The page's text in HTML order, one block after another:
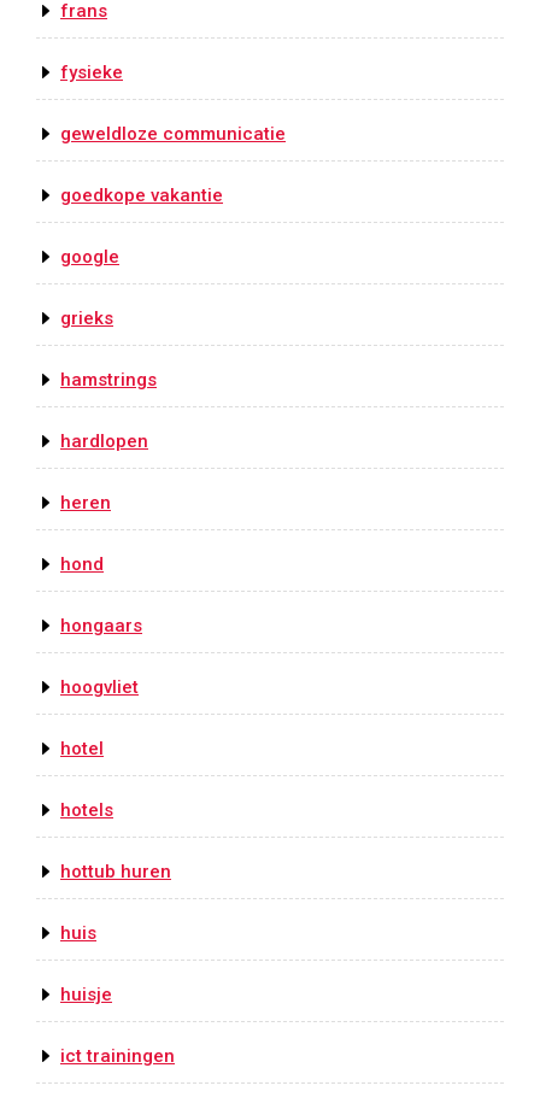
frans
fysieke
geweldloze communicatie
goedkope vakantie
google
grieks
hamstrings
hardlopen
heren
hond
hongaars
hoogvliet
hotel
hotels
hottub huren
huis
huisje
ict trainingen